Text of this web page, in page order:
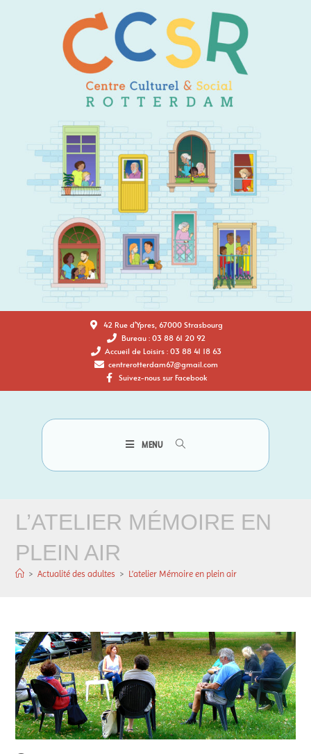
42 Rue d'Ypres, 67000 Strasbourg
Bureau : 03 88 61 20 92
Accueil de Loisirs : 03 88 41 18 63
centrerotterdam67@gmail.com
Suivez-nous sur Facebook
MENU
L’ATELIER MÉMOIRE EN
PLEIN AIR
> Actualité des adultes > L’atelier Mémoire en plein air